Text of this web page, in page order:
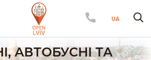
АВТОБУСНІ ТА